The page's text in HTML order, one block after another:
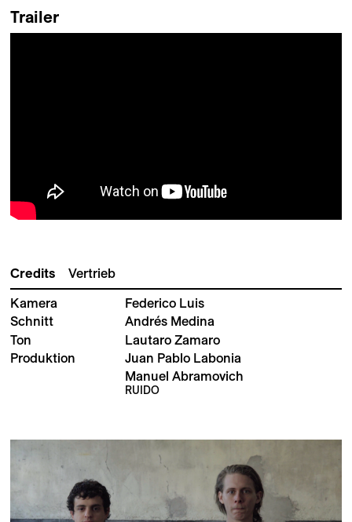
Trailer
Credits Vertrieb
Kamera
Federico Luis
Schnitt
Andrés Medina
Ton
Lautaro Zamaro
Produktion
Juan Pablo Labonia
Manuel Abramovich
RUIDO